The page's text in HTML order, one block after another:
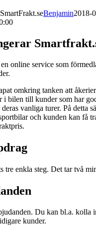
Benjamin2018-
online service som
omkring tanken att
i bilen till kunder som har
vanliga turer. På detta
och kunden kan få
tre enkla steg. Det tar två
Du kan bl.a. kolla
kunder.